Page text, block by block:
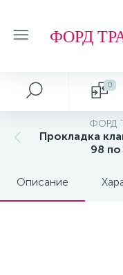
ФОРД
0
ФОРД
Прокладка
98
Описание
Автосервис
Ремонт подвески и
Ремонт агрегатов
О магазине
Отзывы о компании
Обзоры и советы
Обзоры
Рейтинг
Т.О. ФОРД
Фильтр
Фильтр